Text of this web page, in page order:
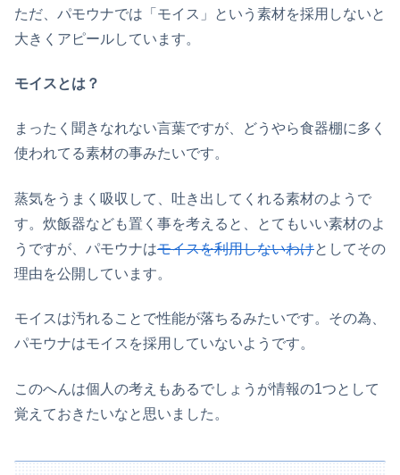
ただ、パモウナでは「モイス」という素材を採用しないと
大きくアピールしています。
モイスとは？
まったく聞きなれない言葉ですが、どうやら食器棚に多く
使われてる素材の事みたいです。
蒸気をうまく吸収して、吐き出してくれる素材のようで
す。炊飯器なども置く事を考えると、とてもいい素材のよ
うですが、パモウナはモイスを利用しないわけとしてその
理由を公開しています。
モイスは汚れることで性能が落ちるみたいです。その為、
パモウナはモイスを採用していないようです。
このへんは個人の考えもあるでしょうが情報の1つとして
覚えておきたいなと思いました。